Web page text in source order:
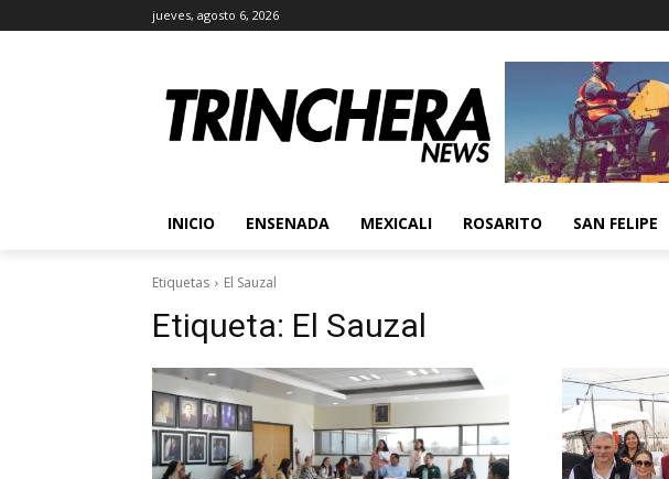
jueves, agosto 6, 2026
INICIO ENSENADA MEXICALI ROSARITO SAN FELIPE
Etiquetas El Sauzal
Etiqueta: El Sauzal